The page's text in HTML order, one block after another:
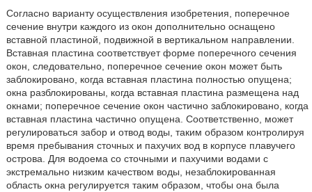
Согласно варианту осуществления изобретения, поперечное
сечение внутри каждого из окон дополнительно оснащено
вставной пластиной, подвижной в вертикальном направлении.
Вставная пластина соответствует форме поперечного сечения
окон, следовательно, поперечное сечение окон может быть
заблокировано, когда вставная пластина полностью опущена;
окна разблокированы, когда вставная пластина размещена над
окнами; поперечное сечение окон частично заблокировано, когда
вставная пластина частично опущена. Соответственно, может
регулироваться забор и отвод воды, таким образом контролируя
время пребывания сточных и пахучих вод в корпусе плавучего
острова. Для водоема со сточными и пахучими водами с
экстремально низким качеством воды, незаблокированная
область окна регулируется таким образом, чтобы она была